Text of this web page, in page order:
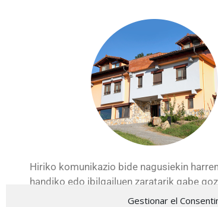
Gestionar el
Hiriko komunikazio bide nagusiekin
handiko edo ibilgailuen zaratarik gabe
gertu eta zaratatik urrun.